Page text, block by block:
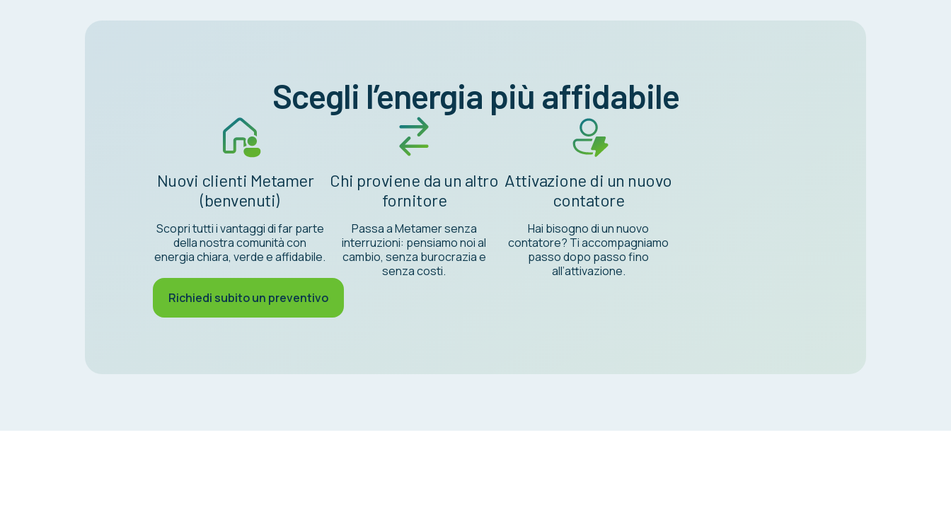
Scegli l’energia più affidabile
Nuovi clienti Metamer
(benvenuti)
Scopri tutti i vantaggi di far parte
della nostra comunità con
energia chiara, verde e affidabile.
Chi proviene da un altro
fornitore
Passa a Metamer senza
interruzioni: pensiamo noi al
cambio, senza burocrazia e
senza costi.
Attivazione di un nuovo
contatore
Hai bisogno di un nuovo
contatore? Ti accompagniamo
passo dopo passo fino
all’attivazione.
Richiedi subito un preventivo